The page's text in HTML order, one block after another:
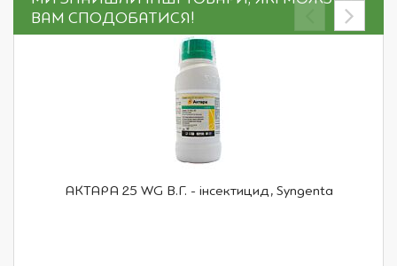
ВАМ СПОДОБАТИСЯ!
АКТАРА 25 WG В.Г. - інсектицид, Syngenta